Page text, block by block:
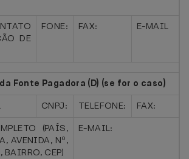
DE
FONE: FAX: E-MAIL
Fonte Pagadora (D) (se for o caso)
CNPJ: TELEFONE:
FAX:
(PAÍS,
AVENIDA, Nº,
BAIRRO, CEP)
E-MAIL: